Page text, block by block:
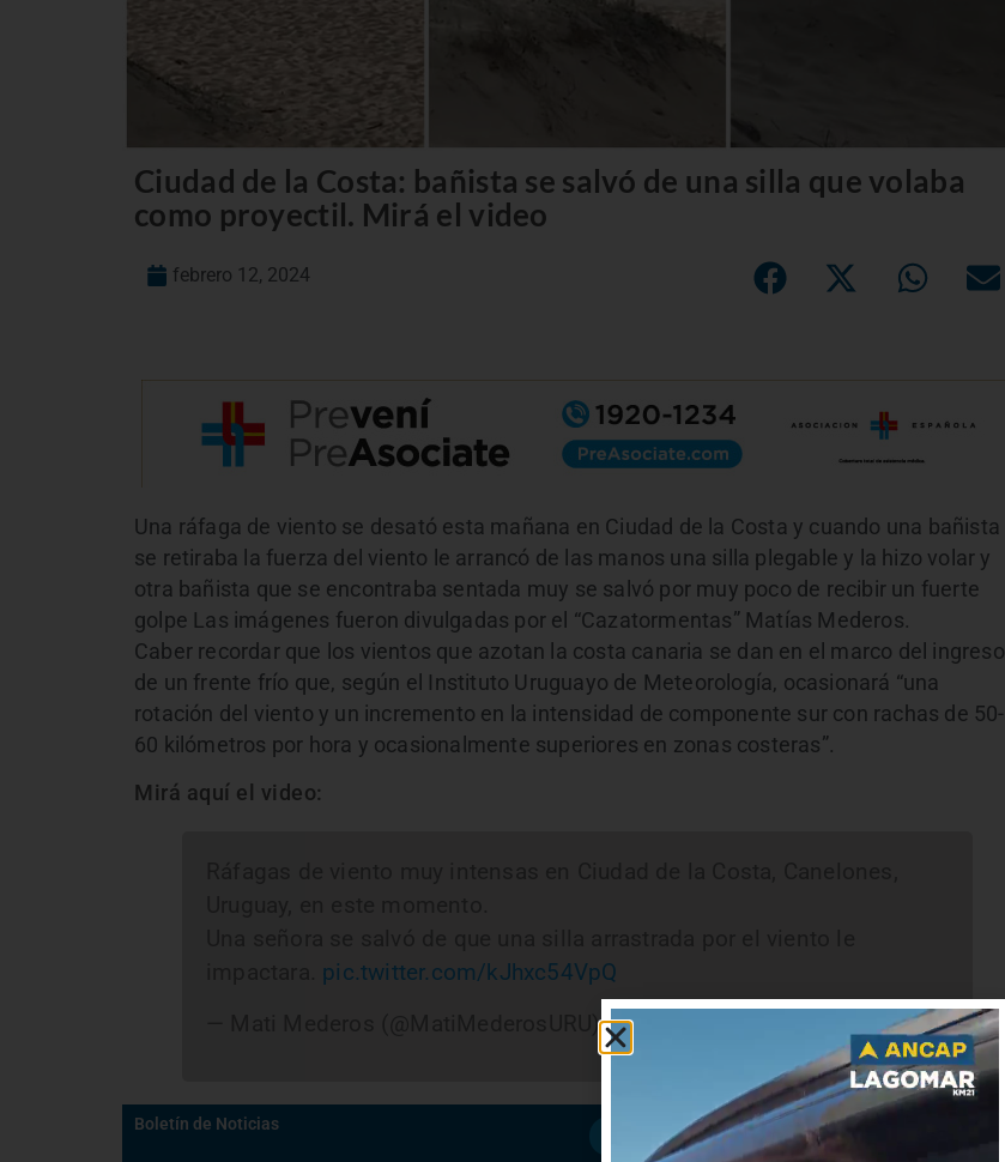
Ciudad de la Costa: bañista se salvó de una silla que volaba
como proyectil. Mirá el video
febrero 12, 2024
Una ráfaga de viento se desató esta mañana en Ciudad de la Costa y cuando una bañista
se retiraba la fuerza del viento le arrancó de las manos una silla plegable y la hizo volar y
otra bañista que se encontraba sentada muy se salvó por muy poco de recibir un fuerte
golpe Las imágenes fueron divulgadas por el “Cazatormentas” Matías Mederos.
Caber recordar que los vientos que azotan la costa canaria se dan en el marco del ingreso
de un frente frío que, según el Instituto Uruguayo de Meteorología, ocasionará “una
rotación del viento y un incremento en la intensidad de componente sur con rachas de 50-
60 kilómetros por hora y ocasionalmente superiores en zonas costeras”.
Mirá aquí el video:
pic.twitter.com/kJhxc54VpQ
— Mati Mederos (@MatiMederosURU)February 12, 2024
Boletín de Noticias
Suscribirme